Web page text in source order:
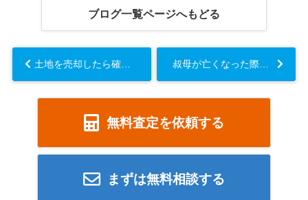
ブログ一覧ページへもどる
土地を売却したら確定申告は必要？手続きの流れや書類についても解説...
無料査定を依頼する
まずは無料相談する